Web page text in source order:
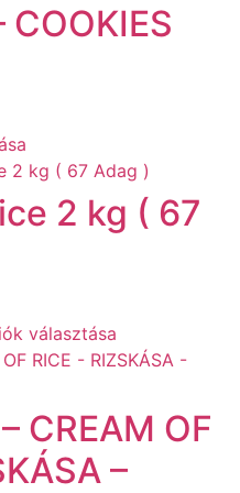
COOKIES
2 kg ( 67
választása
CREAM OF
–